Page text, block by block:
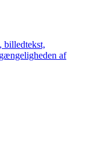
billedtekst,
af